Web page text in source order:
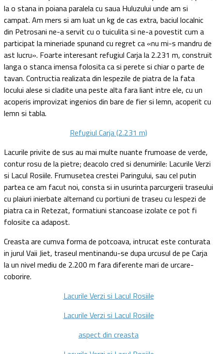
la o stana in poiana paralela cu saua Huluzului unde am si
campat. Am mers si am luat un kg de cas extra, baciul localnic
din Petrosani ne-a servit cu o tuiculita si ne-a povestit cum a
participat la mineriade spunand cu regret ca «nu mi-s mandru de
ast lucru». Foarte interesant refugiul Carja la 2.231 m, construit
langa o stanca imensa folosita ca si perete si chiar o parte de
tavan. Contructia realizata din lespezile de piatra de la fata
locului alese si cladite una peste alta fara liant intre ele, cu un
acoperis improvizat ingenios din bare de fier si lemn, acoperit cu
lemn si tabla.
Refugiul Carja (2.231 m)
Lacurile privite de sus au mai multe nuante frumoase de verde,
contur rosu de la pietre; deacolo cred si denumirile: Lacurile Verzi
si Lacul Rosiile. Frumusetea crestei Paringului, sau cel putin
partea ce am facut noi, consta si in usurinta parcurgerii traseului
cu plaiuri inierbate alternand cu portiuni de traseu cu lespezi de
piatra ca in Retezat, formatiuni stancoase izolate ce pot fi
folosite ca adapost.
Creasta are cumva forma de potcoava, intrucat este conturata
in jurul Vaii Jiet, traseul mentinandu-se dupa urcusul de pe Carja
la un nivel mediu de 2.200 m fara diferente mari de urcare-
coborire.
Lacurile Verzi si Lacul Rosiile
Lacurile Verzi si Lacul Rosiile
aspect din creasta